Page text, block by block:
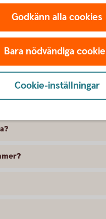
och svar
Godkänn alla cookies
Bara nödvändiga
Cookie-inställningar